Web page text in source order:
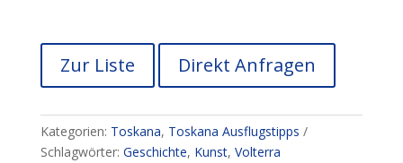
Zur Liste Direkt Anfragen
Kategorien: Toskana, Toskana Ausflugstipps
Schlagwörter: Geschichte, Kunst, Volterra